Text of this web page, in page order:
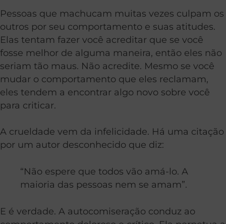
Pessoas que machucam muitas vezes culpam os
outros por seu comportamento e suas atitudes.
Elas tentam fazer você acreditar que se você
fosse melhor de alguma maneira, então eles não
seriam tão maus. Não acredite. Mesmo se você
mudar o comportamento que eles reclamam,
eles tendem a encontrar algo novo sobre você
para criticar.
A crueldade vem da infelicidade. Há uma citação
por um autor desconhecido que diz:
“Não espere que todos vão amá-lo. A
maioria das pessoas nem se amam”.
E é verdade. A autocomiseração conduz ao